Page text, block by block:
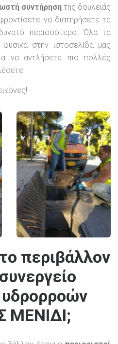
συντήρηση της δουλειάς
να διατηρήσετε τα
περισσότερο. Όλα τα
στην ιστοσελίδα μας
να αντλήσετε πιο πολλές
περιβάλλον
ΜΕΝΙΔΙ;